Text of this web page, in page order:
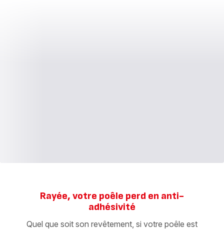
Rayée, votre poêle perd en anti-
adhésivité
Quel que soit son revêtement, si votre poêle est